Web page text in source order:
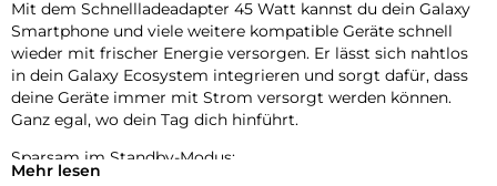
Mit dem Schnellladeadapter 45 Watt kannst du dein Galaxy
Smartphone und viele weitere kompatible Geräte schnell
wieder mit frischer Energie versorgen. Er lässt sich nahtlos
in dein Galaxy Ecosystem integrieren und sorgt dafür, dass
deine Geräte immer mit Strom versorgt werden können.
Ganz egal, wo dein Tag dich hinführt.
Sparsam im Standby-Modus:
Der Schnellladeadapter 45 W hat einen niedrigen Standby-
Mehr lesen